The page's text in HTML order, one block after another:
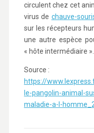
circulent chez cet
virus de chauve-
sur les récepteurs
une autre espèce
« hôte intermédiaire ».
Source :
https://
le-pangolin-animal-
maladie-a-l-